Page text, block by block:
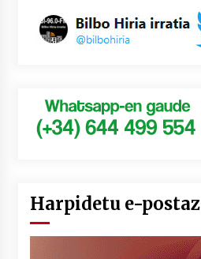
Harpidetu e-postaz